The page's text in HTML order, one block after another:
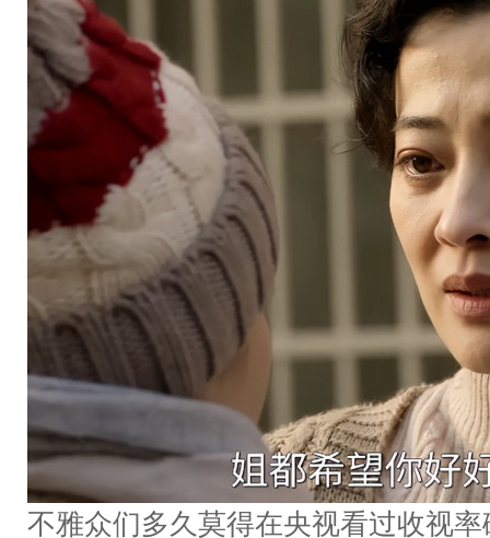
不雅众们多久莫得在央视看过收视